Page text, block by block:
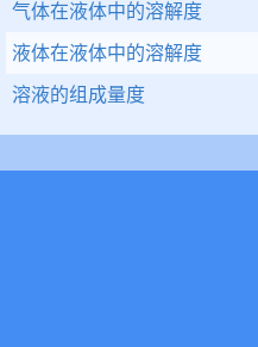
气体在液体中的溶解度
液体在液体中的溶解度
溶液的组成量度